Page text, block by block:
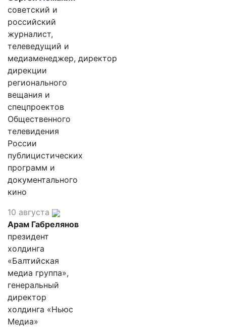
советский и
российский
журналист,
телеведущий и
медиаменеджер, директор
дирекции
регионального
вещания и
спецпроектов
Общественного
телевидения
России
публицистических
программ и
документального
кино
10 августа
Арам Габрелянов
президент
холдинга
«Балтийская
медиа группа»,
генеральный
директор
холдинга «Ньюс
Медиа»